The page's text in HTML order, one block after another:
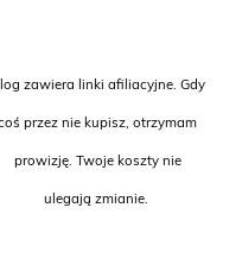
zawiera linki afiliacyjne. Gdy
przez nie kupisz, otrzymam
prowizję. Twoje koszty nie
ulegają zmianie.